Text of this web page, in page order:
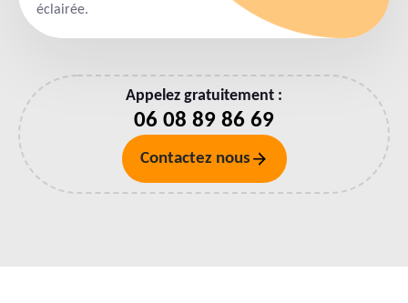
éclairée.
Appelez gratuitement :
06 08 89 86 69
Contactez nous